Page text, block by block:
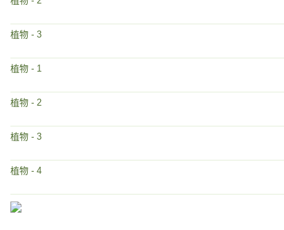
植物 - 3
植物 - 1
植物 - 2
植物 - 3
植物 - 4